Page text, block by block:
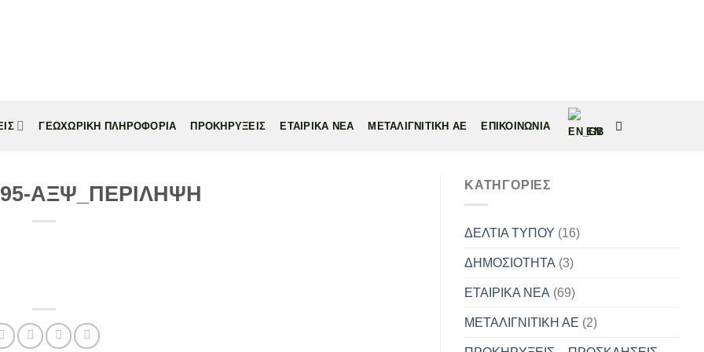
ΓΕΩΧΩΡΙΚΗ ΠΛΗΡΟΦΟΡΙΑ ΠΡΟΚΗΡΥΞΕΙΣ ΕΤΑΙΡΙΚΑ ΝΕΑ ΜΕΤΑΛΙΓΝΙΤΙΚΗ ΑΕ ΕΠΙΚΟΙΝΩΝΙΑ EN
ΑΞΨ_ΠΕΡΙΛΗΨΗ KΑΤΗΓΟΡΊΕΣ
ΔΕΛΤΙΑ ΤΥΠΟΥ (16)
ΔΗΜΟΣΙΟΤΗΤΑ (3)
ΕΤΑΙΡΙΚΑ ΝΕΑ (69)
ΜΕΤΑΛΙΓΝΙΤΙΚΗ ΑΕ (2)